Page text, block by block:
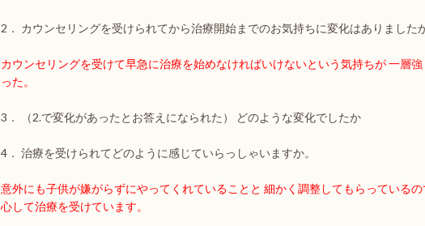
2． カウンセリングを受けられてから治療開始までのお気持ちに変化はありました
カウンセリングを受けて早急に治療を始めなければいけないという気持ちが 一層
った。
3． （2.で変化があったとお答えになられた） どのような変化でしたか
4． 治療を受けられてどのように感じていらっしゃいますか。
意外にも子供が嫌がらずにやってくれていることと 細かく調整してもらっている
心して治療を受けています。